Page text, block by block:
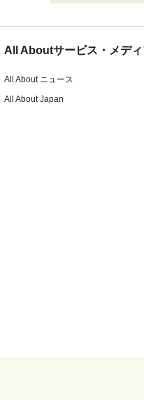
All Aboutサービス・メデ
All About ニュース
All About Japan